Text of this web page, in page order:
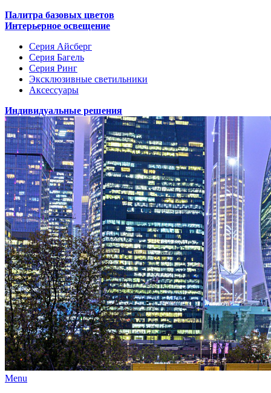
Палитра базовых цветов
Интерьерное освещение
Серия Айсберг
Серия Багель
Серия Ринг
Эксклюзивные светильники
Аксессуары
Индивидуальные решения
Menu